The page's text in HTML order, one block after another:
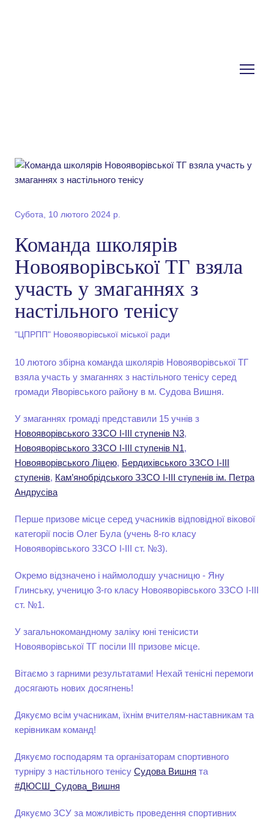
Субота, 10 лютого 2024 р.
Команда школярів
Новояворівської ТГ взяла
участь у змаганнях з
настільного тенісу
"ЦПРПП" Новояворівської міської ради
10 лютого збірна команда школярів Новояворівської ТГ
взяла участь у змаганнях з настільного тенісу серед
громади Яворівського району в м. Судова Вишня.
У змаганнях громаді представили 15 учнів з
Новояворівського ЗЗСО І-ІІІ ступенів N3,
Новояворівського ЗЗСО І-ІІІ ступенів N1,
Новояворівського Ліцею, Бердихівського ЗЗСО І-ІІІ
ступенів, Кам’янобрідського ЗЗСО І-ІІІ ступенів ім. Петра
Андрусіва
Перше призове місце серед учасників відповідної вікової
категорії посів Олег Була (учень 8-го класу
Новояворівського ЗЗСО І-ІІІ ст. №3).
Окремо відзначено і наймолодшу учасницю - Яну
Глинську, ученицю 3-го класу Новояворівського ЗЗСО І-ІІІ
ст. №1.
У загальнокомандному заліку юні тенісисти
Новояворівської ТГ посіли ІІІ призове місце.
Вітаємо з гарними результатами! Нехай тенісні перемоги
досягають нових досягнень!
Дякуємо всім учасникам, їхнім вчителям-наставникам та
керівникам команд!
Дякуємо господарям та організаторам спортивного
турніру з настільного тенісу Судова Вишня та
#ДЮСШ_Судова_Вишня
Дякуємо ЗСУ за можливість проведення спортивних